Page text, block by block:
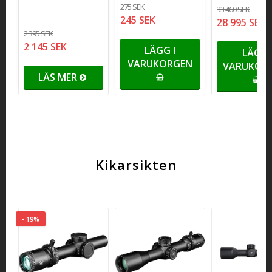
2 395 SEK
2 145 SEK
LÄS MER
275 SEK
245 SEK
LÄGG I
VARUKORGEN
33 460 SEK
28 995 SEK
LÄGG
Kikarsikten
- 19%